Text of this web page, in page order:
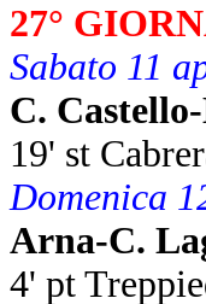
27°
Sabato 11
C.
19' st
Domenica
Arna-C.
4' pt